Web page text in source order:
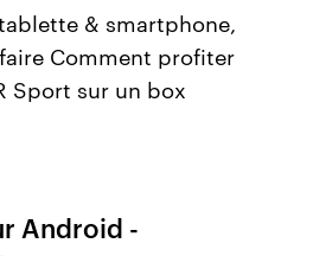
& smartphone,
Comment profiter
Sport sur un box
Android -